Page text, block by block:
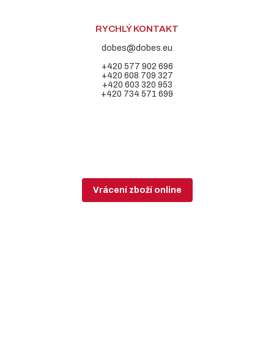
RYCHLÝ KONTAKT
dobes@dobes.eu
+420 577 902 696
+420 608 709 327
+420 603 320 953
+420 734 571 699
Vrácení zboží online